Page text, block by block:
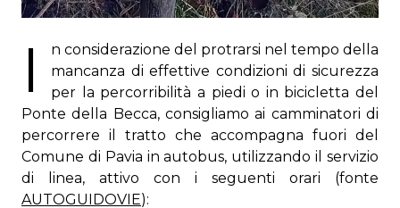
I
n considerazione del protrarsi nel tempo della
mancanza di effettive condizioni di sicurezza
per la percorribilità a piedi o in bicicletta del
Ponte della Becca, consigliamo ai camminatori di
percorrere il tratto che accompagna fuori del
Comune di Pavia in autobus, utilizzando il servizio
di linea, attivo con i seguenti orari (fonte
AUTOGUIDOVIE):